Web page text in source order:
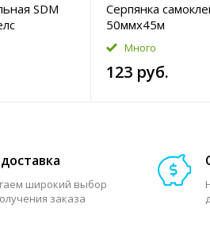
SDM
Серпянка
50ммx45м
Много
123 руб.
широкий выбор
заказа